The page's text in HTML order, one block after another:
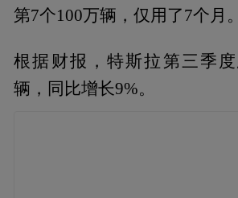
第7个100万辆，仅用了7个月。
根据财报，特斯拉第三季度
辆，同比增长9%。